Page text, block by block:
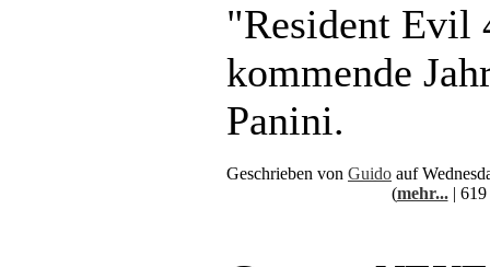
"Resident Evil
kommende
Panini.
Geschrieben von Guido auf
(mehr...| 619